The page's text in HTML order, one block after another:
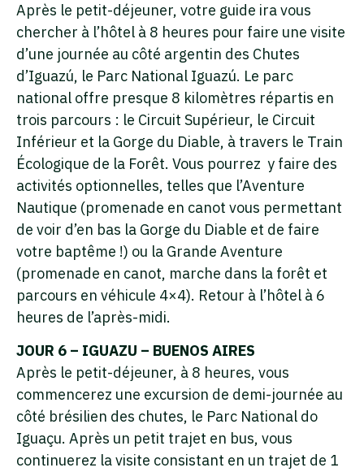
Après le petit-déjeuner, votre guide ira vous
chercher à l’hôtel à 8 heures pour faire une visite
d’une journée au côté argentin des Chutes
d’Iguazú, le Parc National Iguazú. Le parc
national offre presque 8 kilomètres répartis en
trois parcours : le Circuit Supérieur, le Circuit
Inférieur et la Gorge du Diable, à travers le Train
Écologique de la Forêt. Vous pourrez y faire des
activités optionnelles, telles que l’Aventure
Nautique (promenade en canot vous permettant
de voir d’en bas la Gorge du Diable et de faire
votre baptême !) ou la Grande Aventure
(promenade en canot, marche dans la forêt et
parcours en véhicule 4×4). Retour à l’hôtel à 6
heures de l’après-midi.
JOUR 6 – IGUAZU – BUENOS AIRES
Après le petit-déjeuner, à 8 heures, vous
commencerez une excursion de demi-journée au
côté brésilien des chutes, le Parc National do
Iguaçu. Après un petit trajet en bus, vous
continuerez la visite consistant en un trajet de 1